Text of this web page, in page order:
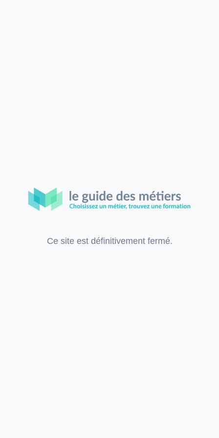
Ce site est définitivement fermé.